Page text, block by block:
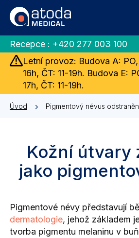
Recepce : +420 277 003 100
Letní provoz: Budova A:
16h, ČT: 11-19h. Budova E:
17h, ČT: 11-19h.
Úvod Pigmentový névus
Kožní útvary
jako
Pigmentové névy představují
dermatologie, jehož základem
tvorba pigmentu melaninu v